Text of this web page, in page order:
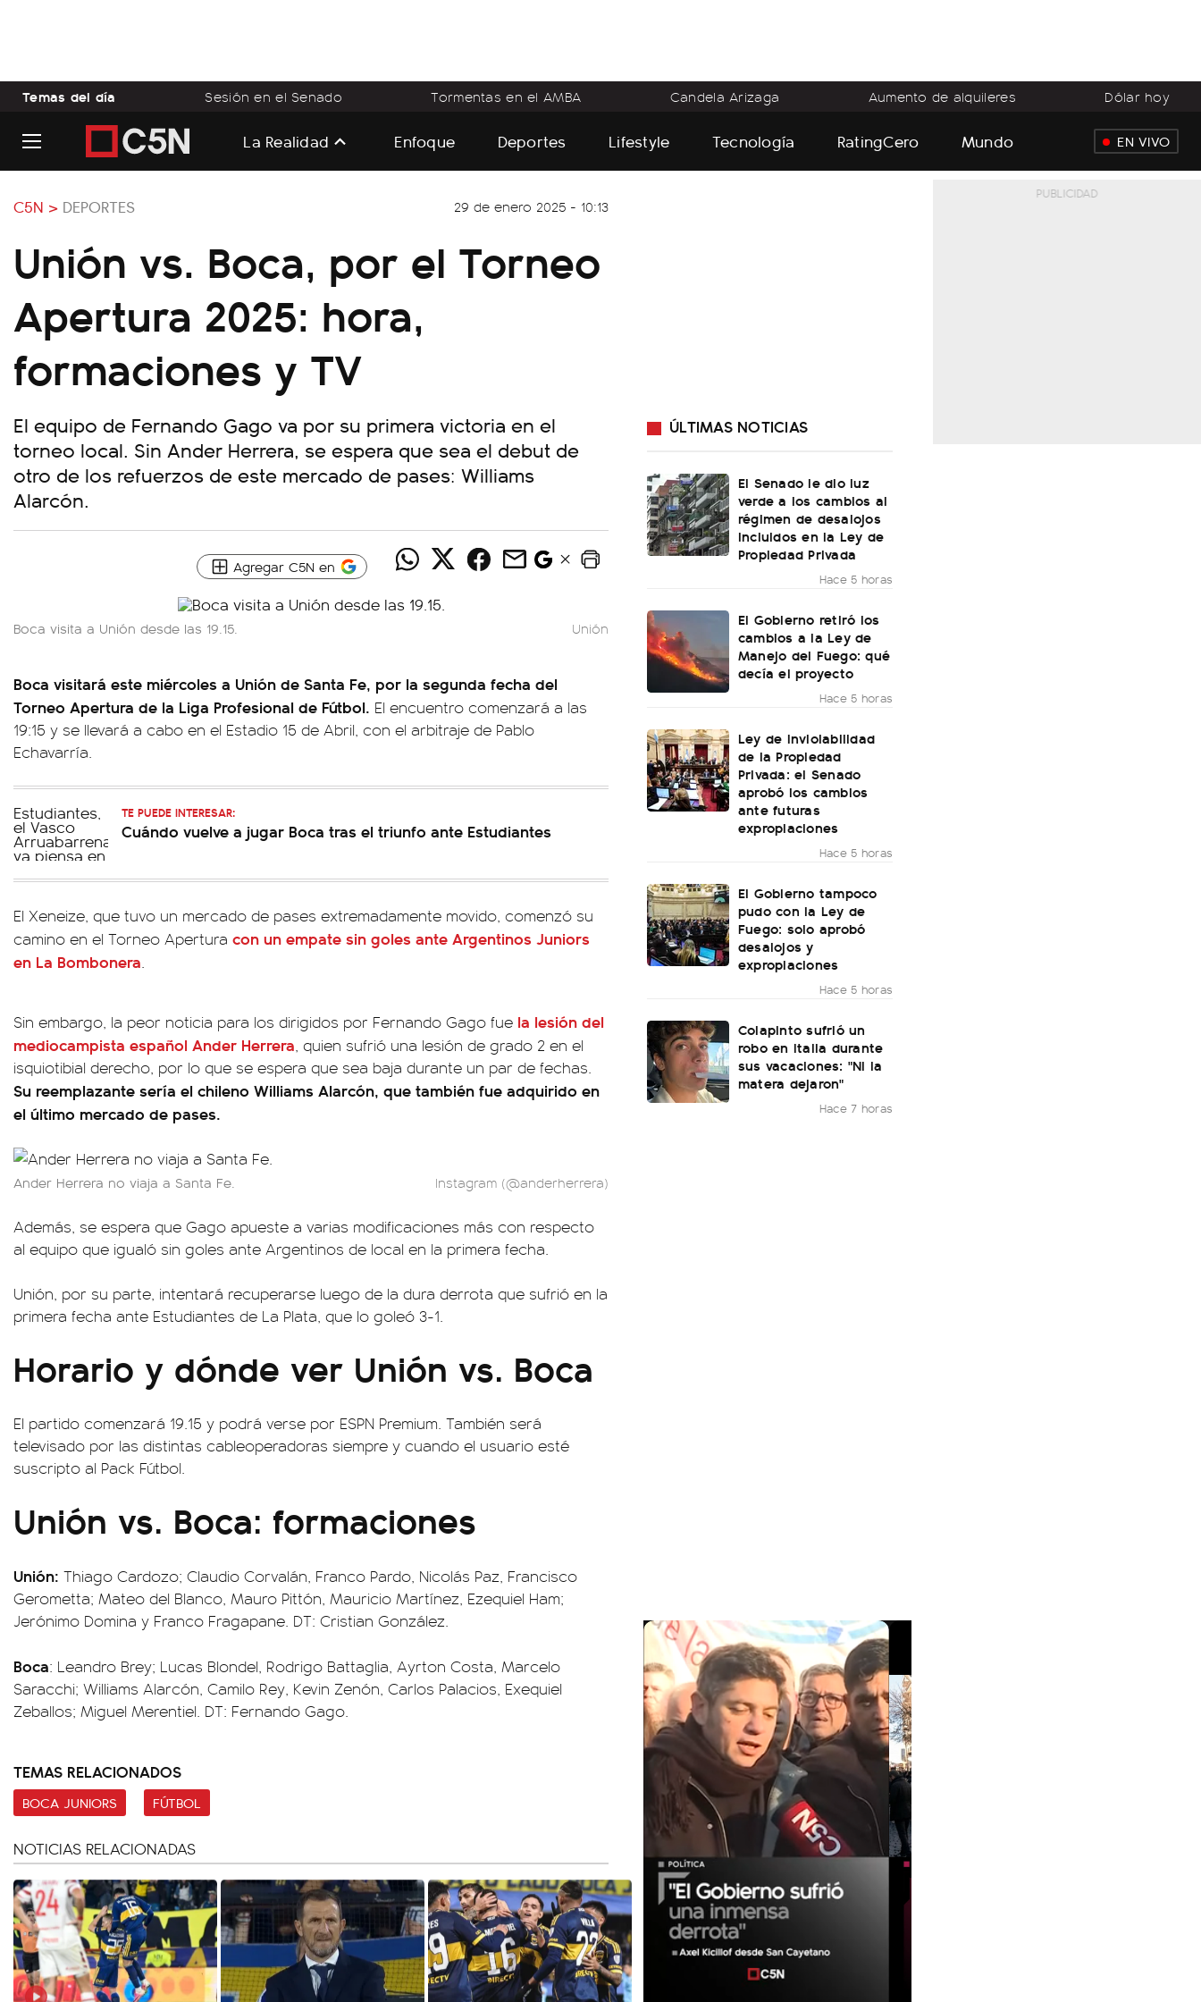
Temas del día Sesión en el Senado Tormentas en el AMBA Candela Arizaga Aumento de alquileres Dólar hoy
La Realidad Enfoque Deportes Lifestyle Tecnología RatingCero Mundo EN VIVO
C5N > DEPORTES 29 de enero 2025 - 10:13
Unión vs. Boca, por el Torneo
Apertura 2025: hora,
formaciones y TV
El equipo de Fernando Gago va por su primera victoria en el
torneo local. Sin Ander Herrera, se espera que sea el debut de
otro de los refuerzos de este mercado de pases: Williams
Alarcón.
Agregar C5N en
Boca visita a Unión desde las 19.15. Unión
Boca visitará este miércoles a Unión de Santa Fe, por la segunda fecha del
Torneo Apertura de la Liga Profesional de Fútbol. El encuentro comenzará a las
19:15 y se llevará a cabo en el Estadio 15 de Abril, con el arbitraje de Pablo
Echavarría.
TE PUEDE INTERESAR:
Cuándo vuelve a jugar Boca tras el triunfo ante Estudiantes
El Xeneize, que tuvo un mercado de pases extremadamente movido, comenzó su
camino en el Torneo Apertura con un empate sin goles ante Argentinos Juniors
en La Bombonera.
Sin embargo, la peor noticia para los dirigidos por Fernando Gago fue la lesión del
mediocampista español Ander Herrera, quien sufrió una lesión de grado 2 en el
isquiotibial derecho, por lo que se espera que sea baja durante un par de fechas.
Su reemplazante sería el chileno Williams Alarcón, que también fue adquirido en
el último mercado de pases.
Ander Herrera no viaja a Santa Fe. Instagram (@anderherrera)
Además, se espera que Gago apueste a varias modificaciones más con respecto
al equipo que igualó sin goles ante Argentinos de local en la primera fecha.
Unión, por su parte, intentará recuperarse luego de la dura derrota que sufrió en la
primera fecha ante Estudiantes de La Plata, que lo goleó 3-1.
Horario y dónde ver Unión vs. Boca
El partido comenzará 19.15 y podrá verse por ESPN Premium. También será
televisado por las distintas cableoperadoras siempre y cuando el usuario esté
suscripto al Pack Fútbol.
Unión vs. Boca: formaciones
Unión: Thiago Cardozo; Claudio Corvalán, Franco Pardo, Nicolás Paz, Francisco
Gerometta; Mateo del Blanco, Mauro Pittón, Mauricio Martínez, Ezequiel Ham;
Jerónimo Domina y Franco Fragapane. DT: Cristian González.
Boca: Leandro Brey; Lucas Blondel, Rodrigo Battaglia, Ayrton Costa, Marcelo
Saracchi; Williams Alarcón, Camilo Rey, Kevin Zenón, Carlos Palacios, Exequiel
Zeballos; Miguel Merentiel. DT: Fernando Gago.
TEMAS RELACIONADOS
BOCA JUNIORS FÚTBOL
NOTICIAS RELACIONADAS
ÚLTIMAS NOTICIAS
El Senado le dio luz
verde a los cambios al
régimen de desalojos
incluidos en la Ley de
Propiedad Privada
Hace 5 horas
El Gobierno retiró los
cambios a la Ley de
Manejo del Fuego: qué
decía el proyecto
Hace 5 horas
Ley de Inviolabilidad
de la Propiedad
Privada: el Senado
aprobó los cambios
ante futuras
expropiaciones
Hace 5 horas
El Gobierno tampoco
pudo con la Ley de
Fuego: solo aprobó
desalojos y
expropiaciones
Hace 5 horas
Colapinto sufrió un
robo en Italia durante
sus vacaciones: "Ni la
matera dejaron"
Hace 7 horas